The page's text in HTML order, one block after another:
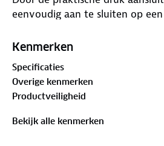
eenvoudig aan te sluiten op een
Deze functie maakt fietsen in
Zo kun je de fiets voor je zien
persoon achter je kan zien dat je
Kenmerken
Specificaties
Overige kenmerken
Productveiligheid
Bekijk alle kenmerken